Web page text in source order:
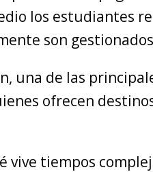
los estudiantes
son
una de las
ofrecen
vive tiempos